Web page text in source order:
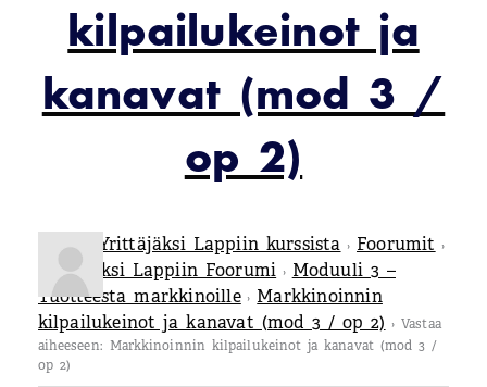
kilpailukeinot ja
kanavat (mod 3 /
op 2)
Tietoa Yrittäjäksi Lappiin kurssista › Foorumit ›
Yrittäjäksi Lappiin Foorumi › Moduuli 3 –
Tuotteesta markkinoille › Markkinoinnin
kilpailukeinot ja kanavat (mod 3 / op 2) › Vastaa
aiheeseen: Markkinoinnin kilpailukeinot ja kanavat (mod 3 /
op 2)